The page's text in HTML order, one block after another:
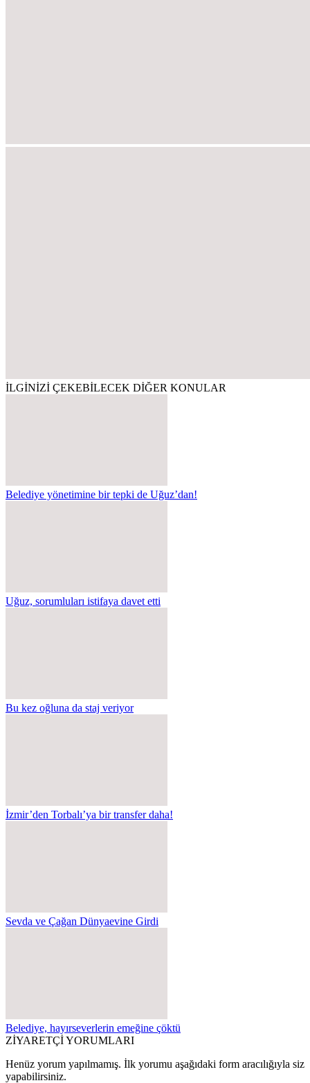
İLGİNİZİ ÇEKEBİLECEK DİĞER KONULAR
Belediye yönetimine bir tepki de Uğuz’dan!
Uğuz, sorumluları istifaya davet etti
Bu kez oğluna da staj veriyor
İzmir’den Torbalı’ya bir transfer daha!
Sevda ve Çağan Dünyaevine Girdi
Belediye, hayırseverlerin emeğine çöktü
ZİYARETÇİ YORUMLARI
Henüz yorum yapılmamış. İlk yorumu aşağıdaki form aracılığıyla siz
yapabilirsiniz.